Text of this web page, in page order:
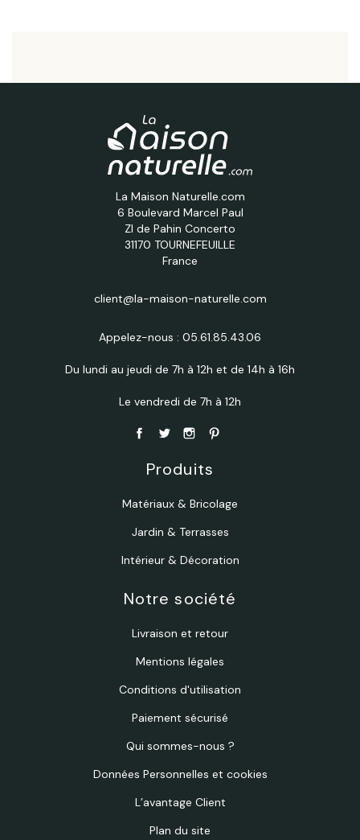
La Maison Naturelle.com
6 Boulevard Marcel Paul
ZI de Pahin Concerto
31170 TOURNEFEUILLE
France
client@la-maison-naturelle.com
Appelez-nous : 05.61.85.43.06
Du lundi au jeudi de 7h à 12h et de 14h à 16h
Le vendredi de 7h à 12h
Produits
Matériaux & Bricolage
Jardin & Terrasses
Intérieur & Décoration
Notre société
Livraison et retour
Mentions légales
Conditions d'utilisation
Paiement sécurisé
Qui sommes-nous ?
Données Personnelles et cookies
L’avantage Client
Plan du site